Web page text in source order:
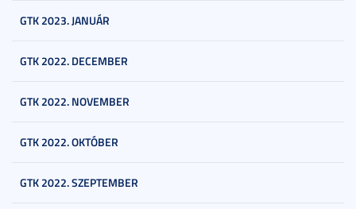
GTK 2023. JANUÁR
GTK 2022. DECEMBER
GTK 2022. NOVEMBER
GTK 2022. OKTÓBER
GTK 2022. SZEPTEMBER